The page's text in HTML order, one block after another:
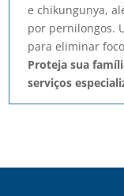
e chikungunya,
por pernilongos.
para eliminar
Proteja sua
serviços